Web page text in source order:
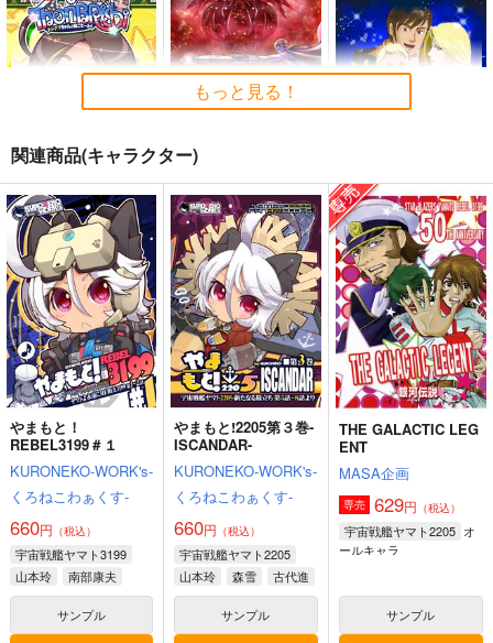
Thonbricchi～トンブ
リちゃんとねこてーと
く
KURONEKO-WORK's-
くろねこわぁくす-
660円（税込）
トンブリ
サンプル
作品詳細
宇宙戦艦ヤマト2205
妄想篇
富士原屋
660円（税込）
サンプル
作品詳細
けしからんイラストレ
ーションズ１１
にくきゅうのせんした
ち
385円（税込）
古代進
サンプル
作品詳細
もっと見る！
関連商品(キャラクター)
やまもと！
REBEL3199＃１
KURONEKO-WORK's-
くろねこわぁくす-
660円 （税込）
宇宙戦艦ヤマト3199
山本玲
南部康夫
神崎恵
サンプル
やまもと!2205第３巻-
ISCANDAR-
KURONEKO-WORK's-
くろねこわぁくす-
660円 （税込）
宇宙戦艦ヤマト2205
山本玲
森雪 古代進
サンプル
THE GALACTIC LEG
ENT
MASA企画
専売 629円 （税込）
宇宙戦艦ヤマト2205 オ
ールキャラ
サンプル